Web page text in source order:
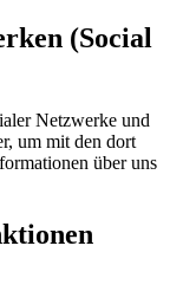
(Social
Netzwerke und
um mit den dort
über uns